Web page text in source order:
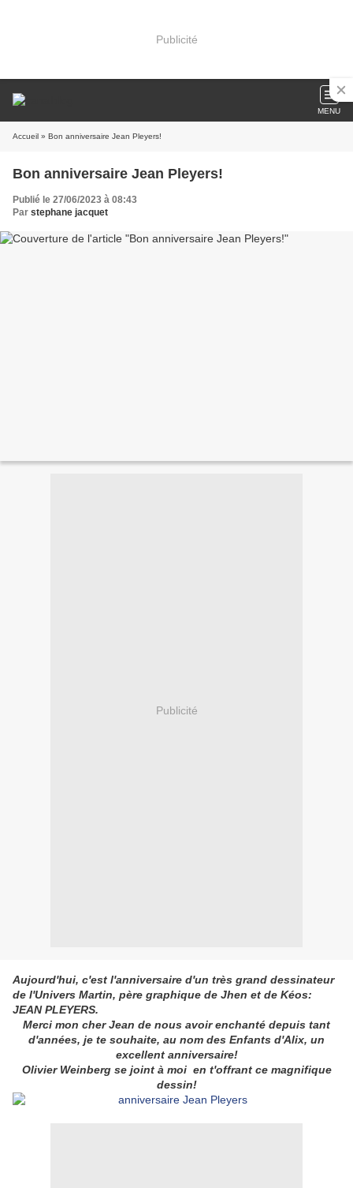
Publicité
MENU
Accueil » Bon anniversaire Jean Pleyers!
Bon anniversaire Jean Pleyers!
Publié le 27/06/2023 à 08:43
Par stephane jacquet
Publicité
Aujourd'hui, c'est l'anniversaire d'un très grand dessinateur
de l'Univers Martin, père graphique de Jhen et de Kéos:
JEAN PLEYERS.
Merci mon cher Jean de nous avoir enchanté depuis tant
d'années, je te souhaite, au nom des Enfants d'Alix, un
excellent anniversaire!
Olivier Weinberg se joint à moi en t'offrant ce magnifique
dessin!